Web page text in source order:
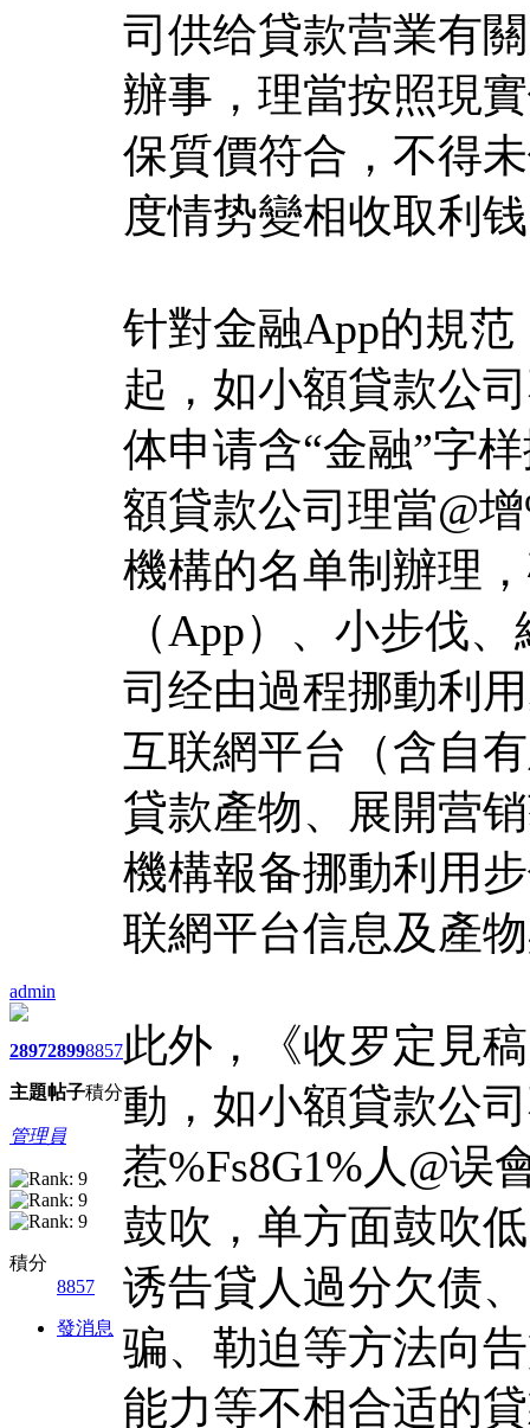
admin
2897
主題
2899
帖子
8857
積分
管理員
積分
8857
發消息
司供给貸款营業有
辦事，理當按照現
保質價符合，不得
度情势變相收取利
针對金融App的規
起，如小額貸款公
体申请含“金融”字
額貸款公司理當@
機構的名单制辦理
（App）、小步伐
司经由過程挪動利
互联網平台（含自
貸款產物、展開营
機構報备挪動利用
联網平台信息及產
此外，《收罗定見
動，如小額貸款公
惹%Fs8G1%人@误
鼓吹，单方面鼓吹
诱告貸人過分欠债
骗、勒迫等方法向
能力等不相合适的